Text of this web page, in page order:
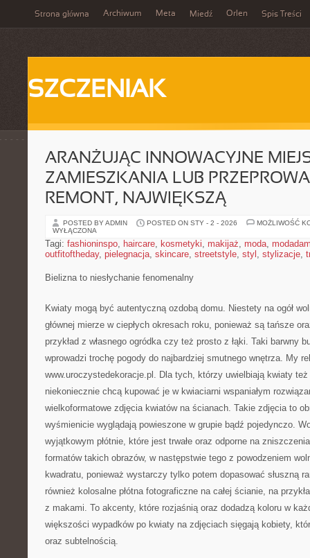
Strona główna Archiwum Meta Miedź Orlen Spis Treści
SZCZENIAK
ARANŻUJĄC INNOWACYJNE
ZAMIESZKANIA LUB
REMONT, NAJWIĘKSZĄ
POSTED BY ADMIN POSTED ON STY - 2 - 2026
MOŻLIWOŚĆ
WYŁĄCZONA
Tagi: fashioninspo, haircare, kosmetyki, makijaż, moda,
outfitoftheday, pielegnacja, skincare, streetstyle, styl , stylizacje,
Bielizna to niesłychanie fenomenalny
Kwiaty mogą być autentyczną ozdobą domu. Niestety na ogół
głównej mierze w ciepłych okresach roku, ponieważ są tańsze
przykład z własnego ogródka czy też prosto z łąki. Taki barwny
wprowadzi trochę pogody do najbardziej smutnego wnętrza. My
www.uroczystedekoracje.pl. Dla tych, którzy uwielbiają kwiaty
niekoniecznie chcą kupować je w kwiaciarni wspaniałym
wielkoformatowe zdjęcia kwiatów na ścianach. Takie zdjęcia to
wyśmienicie wyglądają powieszone w grupie bądź pojedynczo.
wyjątkowym płótnie, które jest trwałe oraz odporne na
formatów takich obrazów, w następstwie tego z powodzeniem
kwadratu, ponieważ wystarczy tylko potem dopasować słuszną
również kolosalne płótna fotograficzne na całej ścianie, na
z makami. To akcenty, które rozjaśnią oraz dodadzą koloru w
większości wypadków po kwiaty na zdjęciach sięgają kobiety,
oraz subtelnością.